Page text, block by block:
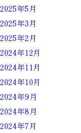
2025年5月
2025年3月
2025年2月
2024年12月
2024年11月
2024年10月
2024年9月
2024年8月
2024年7月